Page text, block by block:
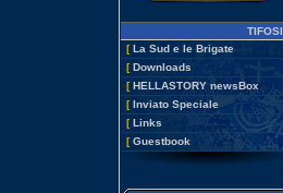
TIFOSI
[ La Sud e le Brigate
[ Downloads
[ HELLASTORY newsBox
[ Inviato Speciale
[ Links
[ Guestbook